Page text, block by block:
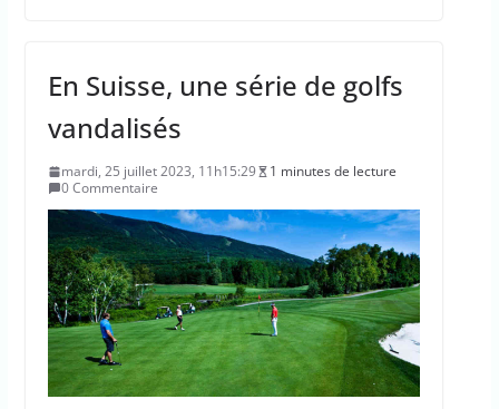
En Suisse, une série de golfs
vandalisés
mardi, 25 juillet 2023, 11h15:29
1 minutes de lecture
0 Commentaire